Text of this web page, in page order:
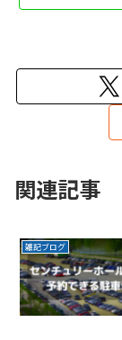
関連記事
雑記ブログ